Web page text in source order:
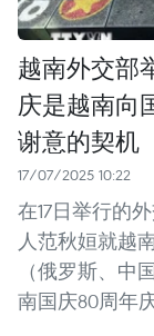
越南外交部
庆是越南向
谢意的契机
17/07/2025 10:22
在17日举行的
人范秋姮就越
（俄罗斯、中
南国庆80周年